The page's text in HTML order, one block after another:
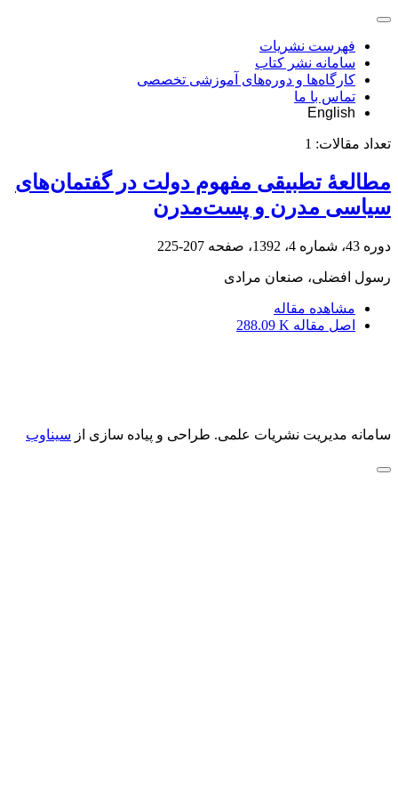
فهرست نشریات
سامانه نشر کتاب
کارگاه‌ها و دوره‌های آموزشی تخصصی
تماس با ما
English
تعداد مقالات: 1
مطالعۀ تطبیقی مفهوم دولت در گفتمان‌های
سیاسی مدرن و پست‌مدرن
دوره 43، شماره 4، 1392، صفحه 207-225
رسول افضلی، صنعان مرادی
مشاهده مقاله
اصل مقاله 288.09 K
سامانه مدیریت نشریات علمی. طراحی و پیاده سازی از سیناوب